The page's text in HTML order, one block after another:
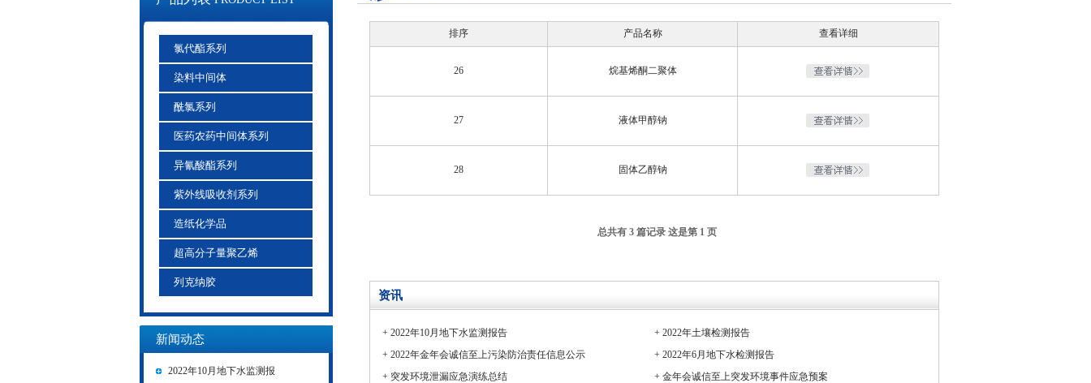
氯代酯系列
染料中间体
酰氯系列
医药农药中间体系列
异氰酸酯系列
紫外线吸收剂系列
造纸化学品
超高分子量聚乙烯
列克纳胶
新闻动态
2022年10月地下水监测报
排序 产品名称 查看详细
26 烷基烯酮二聚体
27 液体甲醇钠
28 固体乙醇钠
总共有 3 篇记录 这是第 1 页
资讯
+ 2022年10月地下水监测报告 + 2022年土壤检测报告
+ 2022年金年会诚信至上污染防治责任信息公示 + 2022年6月地下水检测报告
+ 突发环境泄漏应急演练总结 + 金年会诚信至上突发环境事件应急预案